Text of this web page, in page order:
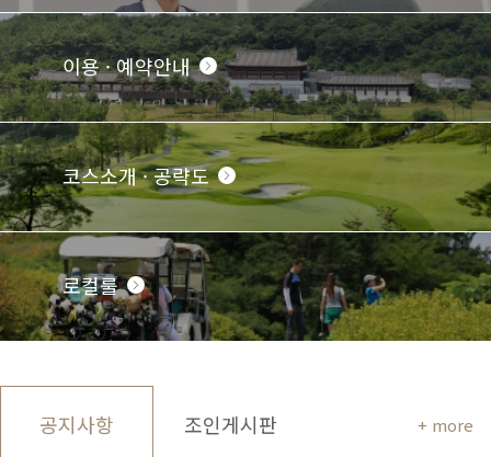
이용 · 예약안내
코스소개 · 공략도
로컬룰
공지사항 조인게시판 + more